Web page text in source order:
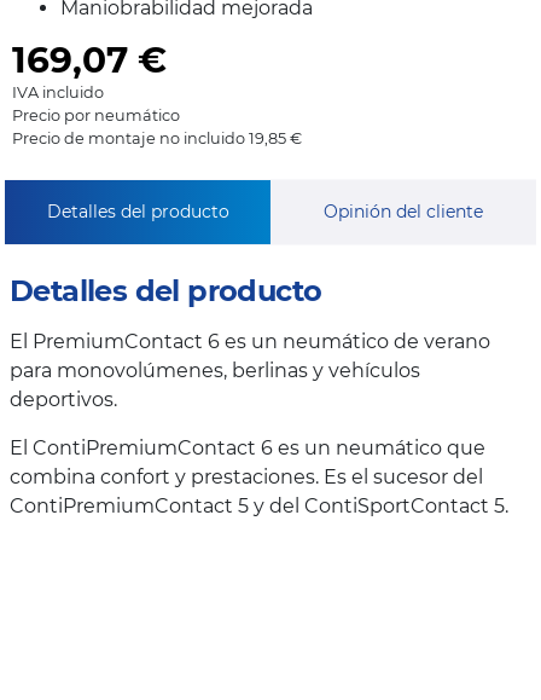
Maniobrabilidad mejorada
169,07 €
IVA incluido
Precio por neumático
Precio de montaje no incluido 19,85 €
Detalles del producto Opinión del cliente
Detalles del producto
El PremiumContact 6 es un neumático de verano
para monovolúmenes, berlinas y vehículos
deportivos.
El ContiPremiumContact 6 es un neumático que
combina confort y prestaciones. Es el sucesor del
ContiPremiumContact 5 y del ContiSportContact 5.